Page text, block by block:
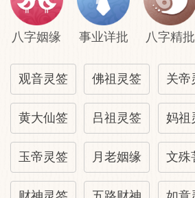
疾病：延医治理可愈。
六甲：会有阻碍。
诉讼：说明利害得失，可以
八字姻缘 事业详批 八字精批
观音灵签 佛祖灵签 关帝
黄大仙签 吕祖灵签 妈祖
玉帝灵签 月老姻缘 文殊